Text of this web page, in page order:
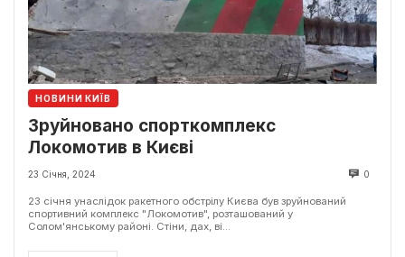
НОВИНИ КИЇВ
Зруйновано спорткомплекс
Локомотив в Києві
23 Січня, 2024 0
23 січня унаслідок ракетного обстрілу Києва був зруйнований
спортивний комплекс "Локомотив", розташований у
Солом'янському районі. Стіни, дах, ві...